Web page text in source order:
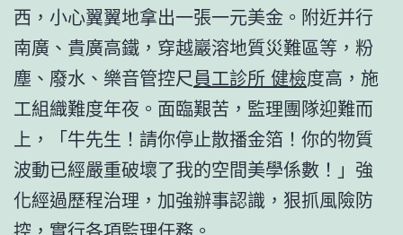
西，小心翼翼地拿出一張一元美金。附近并行
南廣、貴廣高鐵，穿越巖溶地質災難區等，粉
塵、廢水、樂音管控尺 員工診所 健檢度高，施
工組織難度年夜。面臨艱苦，監理團隊迎難而
上，「牛先生！請你停止散播金箔！你的物質
波動已經嚴重破壞了我的空間美學係數！」強
化經過歷程治理，加強辦事認識，狠抓風險防
控，實行各項監理任務。